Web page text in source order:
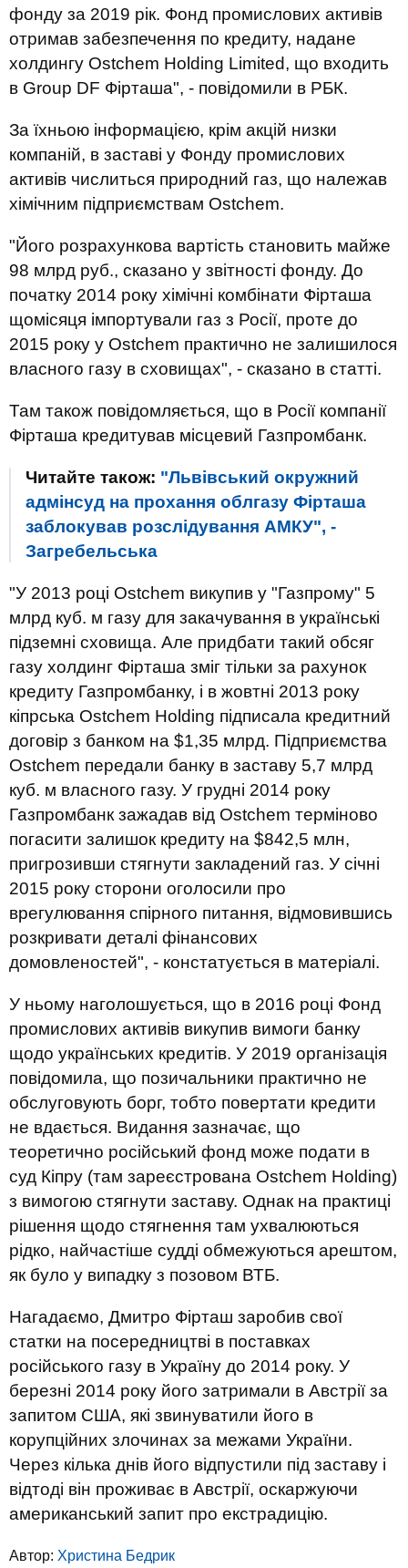
фонду за 2019 рік. Фонд промислових активів
отримав забезпечення по кредиту, надане
холдингу Ostchem Holding Limited, що входить
в Group DF Фірташа", - повідомили в РБК.
За їхньою інформацією, крім акцій низки
компаній, в заставі у Фонду промислових
активів числиться природний газ, що належав
хімічним підприємствам Ostchem.
"Його розрахункова вартість становить майже
98 млрд руб., сказано у звітності фонду. До
початку 2014 року хімічні комбінати Фірташа
щомісяця імпортували газ з Росії, проте до
2015 року у Ostchem практично не залишилося
власного газу в сховищах", - сказано в статті.
Там також повідомляється, що в Росії компанії
Фірташа кредитував місцевий Газпромбанк.
Читайте також: "Львівський окружний
адмінсуд на прохання облгазу Фірташа
заблокував розслідування АМКУ", -
Загребельська
"У 2013 році Ostchem викупив у "Газпрому" 5
млрд куб. м газу для закачування в українські
підземні сховища. Але придбати такий обсяг
газу холдинг Фірташа зміг тільки за рахунок
кредиту Газпромбанку, і в жовтні 2013 року
кіпрська Ostchem Holding підписала кредитний
договір з банком на $1,35 млрд. Підприємства
Ostchem передали банку в заставу 5,7 млрд
куб. м власного газу. У грудні 2014 року
Газпромбанк зажадав від Ostchem терміново
погасити залишок кредиту на $842,5 млн,
пригрозивши стягнути закладений газ. У січні
2015 року сторони оголосили про
врегулювання спірного питання, відмовившись
розкривати деталі фінансових
домовленостей", - констатується в матеріалі.
У ньому наголошується, що в 2016 році Фонд
промислових активів викупив вимоги банку
щодо українських кредитів. У 2019 організація
повідомила, що позичальники практично не
обслуговують борг, тобто повертати кредити
не вдається. Видання зазначає, що
теоретично російський фонд може подати в
суд Кіпру (там зареєстрована Ostchem Holding)
з вимогою стягнути заставу. Однак на практиці
рішення щодо стягнення там ухвалюються
рідко, найчастіше судді обмежуються арештом,
як було у випадку з позовом ВТБ.
Нагадаємо, Дмитро Фірташ заробив свої
статки на посередництві в поставках
російського газу в Україну до 2014 року. У
березні 2014 року його затримали в Австрії за
запитом США, які звинуватили його в
корупційних злочинах за межами України.
Через кілька днів його відпустили під заставу і
відтоді він проживає в Австрії, оскаржуючи
американський запит про екстрадицію.
Автор: Христина Бедрик